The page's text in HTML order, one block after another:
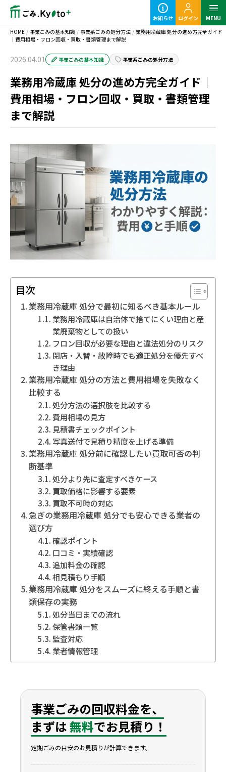
定期ごみのご利用の流れ
粗大ごみ回収のご利用の流れ
事業ごみの基本知識
業種別事業ごみの捨て方
地域別事業ごみの捨て方
お知らせ ログイン
MENU
HOME / 事業ごみの基本知識 / 事業系ごみの処分方法 / 業務用冷蔵庫 処分の進め方完全ガイド
｜費用相場・フロン回収・買取・書類管理まで解説
2026.04.01 事業ごみの基本知識 事業系ごみの処分方法
業務用冷蔵庫 処分の進め方完全ガイド｜
費用相場・フロン回収・買取・書類管理
まで解説
目次
業務用冷蔵庫 処分で最初に知るべき基本ルール
業務用冷蔵庫は自治体で捨てにくい理由と産
業廃棄物としての扱い
フロン回収が必要な理由と違法処分のリスク
閉店・入替・故障時でも適正処分を優先すべ
き理由
業務用冷蔵庫 処分の方法と費用相場を失敗なく
比較する
処分方法の選択肢を比較する
費用相場の見方
見積書チェックポイント
写真送付で見積り精度を上げる準備
業務用冷蔵庫 処分前に確認したい買取可否の判
断基準
処分より先に査定すべきケース
買取価格に影響する要素
買取不可時の対応
急ぎの業務用冷蔵庫 処分でも安心できる業者の
選び方
確認ポイント
口コミ・実績確認
追加料金の確認
相見積もり手順
業務用冷蔵庫 処分をスムーズに終える手順と書
類保存の実務
処分当日までの流れ
保管書類一覧
監査対応
業者情報管理
事業ごみの回収料金を、
まずは無料でお見積り！
定期ごみの目安のお見積りが計算できます。